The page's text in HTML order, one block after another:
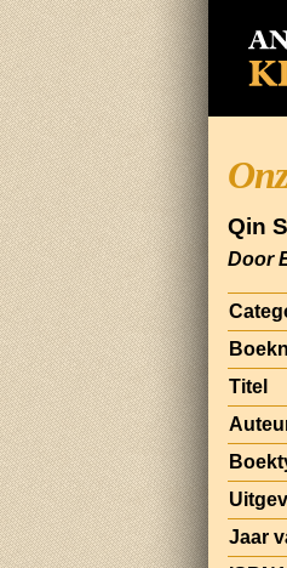
Qin
Door
Titel
Jaar